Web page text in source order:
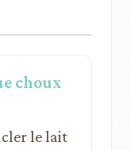
choux
le lait